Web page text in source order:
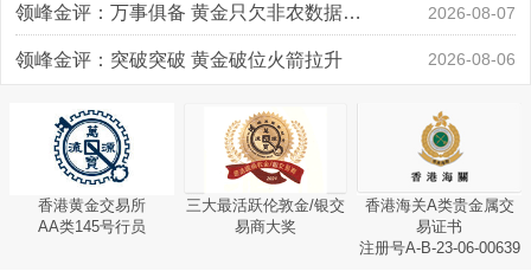
领峰金评：万事俱备 黄金只欠非农数据“东风” 2026-08-07
领峰金评：突破突破 黄金破位火箭拉升 2026-08-06
香港黄金交易所
AA类145号行员
三大最活跃伦敦金/银交
易商大奖
香港海关A类贵金属交
易证书
注册号A-B-23-06-00639